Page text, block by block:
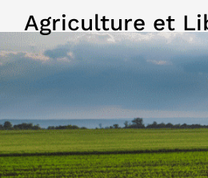
Agriculture et